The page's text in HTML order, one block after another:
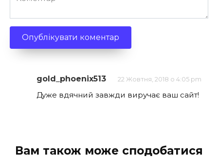
gold_phoenix513 22 Жовтня, 2018 о 4:05 pm
Дужe вдячний завжди виручає ваш сайт!
Вам також може сподобатися